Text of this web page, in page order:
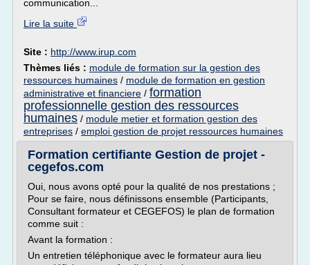
communication...
Lire la suite
Site : http://www.irup.com
Thèmes liés : module de formation sur la gestion des
ressources humaines / module de formation en gestion
administrative et financiere / formation
professionnelle gestion des ressources
humaines / module metier et formation gestion des
entreprises / emploi gestion de projet ressources humaines
Formation certifiante Gestion de projet -
cegefos.com
Oui, nous avons opté pour la qualité de nos prestations ;
Pour se faire, nous définissons ensemble (Participants,
Consultant formateur et CEGEFOS) le plan de formation
comme suit :
Avant la formation :
Un entretien téléphonique avec le formateur aura lieu